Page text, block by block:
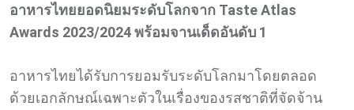
อาหารไทยยอดนิยมระดับโลกจาก Taste Atlas
Awards 2023/2024 พร้อมจานเด็ดอันดับ 1
อาหารไทยได้รับการยอมรับระดับโลกมาโดยตลอด
ด้วยเอกลักษณ์เฉพาะตัวในเรื่องของรสชาติที่จัดจ้าน